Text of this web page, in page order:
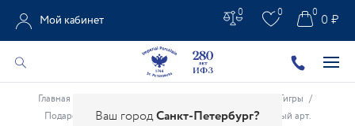
Ваш городСанкт-Петербург?
Мой кабинет
0 0 0 ₽
0
Главная Тигры /
Подарочный набор форма Тигр в прыжке рисунок Белый арт.